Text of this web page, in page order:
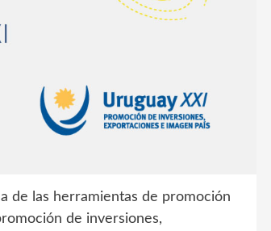
de las herramientas de promoción
de inversiones,